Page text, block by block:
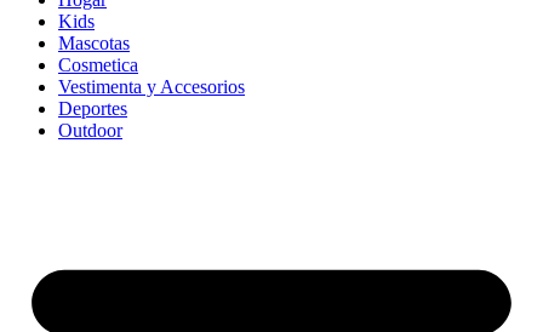
Kids
Mascotas
Cosmetica
Vestimenta y Accesorios
Deportes
Outdoor